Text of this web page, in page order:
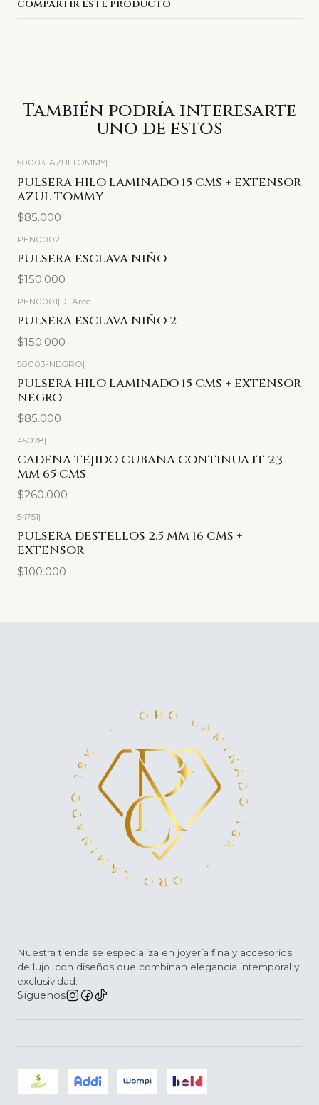
COMPARTIR ESTE PRODUCTO
También podría interesarte
uno de estos
50003-AZULTOMMY|
PULSERA HILO LAMINADO 15 CMS + EXTENSOR
AZUL TOMMY
$85.000
PEN0002|
PULSERA ESCLAVA NIÑO
$150.000
PEN0001|D´Arce
PULSERA ESCLAVA NIÑO 2
$150.000
50003-NEGRO|
PULSERA HILO LAMINADO 15 CMS + EXTENSOR
NEGRO
$85.000
45078|
CADENA TEJIDO CUBANA CONTINUA IT 2,3
MM 65 CMS
$260.000
54751|
PULSERA DESTELLOS 2.5 MM 16 CMS +
EXTENSOR
$100.000
Nuestra tienda se especializa en joyería fina y accesorios
de lujo, con diseños que combinan elegancia intemporal y
exclusividad.
Síguenos